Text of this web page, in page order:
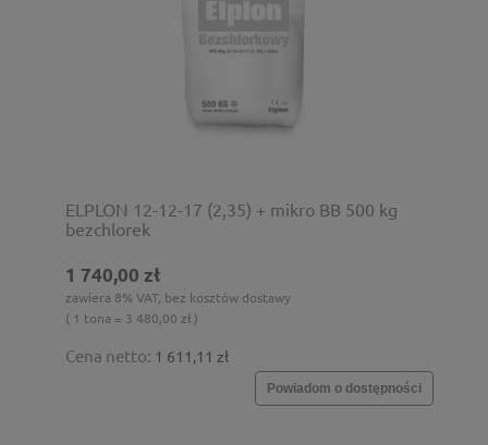
ELPLON 12-12-17 (2,35) + mikro BB 500 kg
bezchlorek
1 740,00 zł
zawiera 8% VAT, bez kosztów dostawy
( 1 tona = 3 480,00 zł )
Cena netto: 1 611,11 zł
Powiadom o dostępności